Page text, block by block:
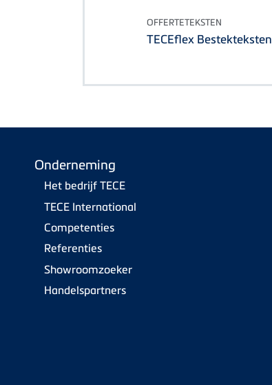
OFFERTETEKSTEN
TECEflex Bestekteksten
Onderneming
Het bedrijf TECE
TECE International
Competenties
Referenties
Showroomzoeker
Handelspartners